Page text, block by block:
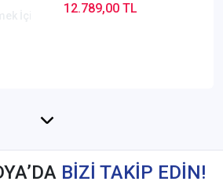
İçin TıklayınızNetwork & Wifi)
12.789,00 TL
BİZİ TAKİP EDİN!